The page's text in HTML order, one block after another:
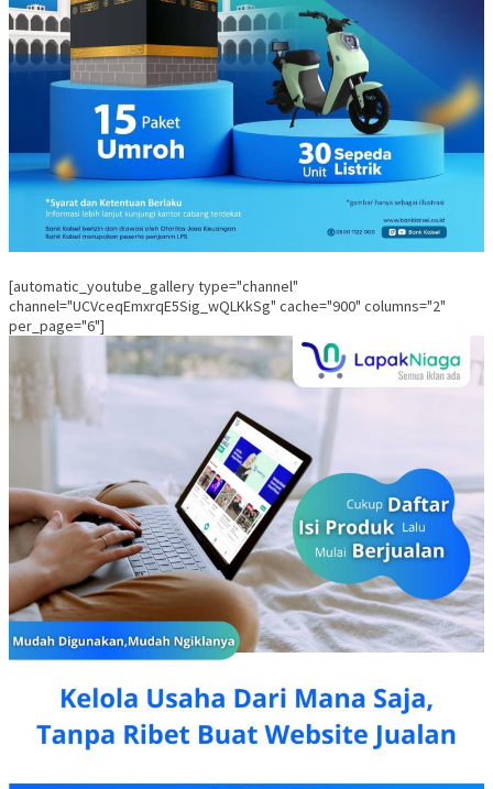
[automatic_youtube_gallery type="channel"
channel="UCVceqEmxrqE5Sig_wQLKkSg" cache="900" columns="2"
per_page="6"]